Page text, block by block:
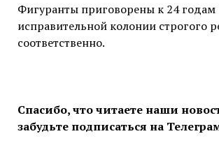
Фигуранты приговорены к 24 годам
исправительной колонии строгого
соответственно.
Спасибо, что читаете наши
забудьте подписаться на